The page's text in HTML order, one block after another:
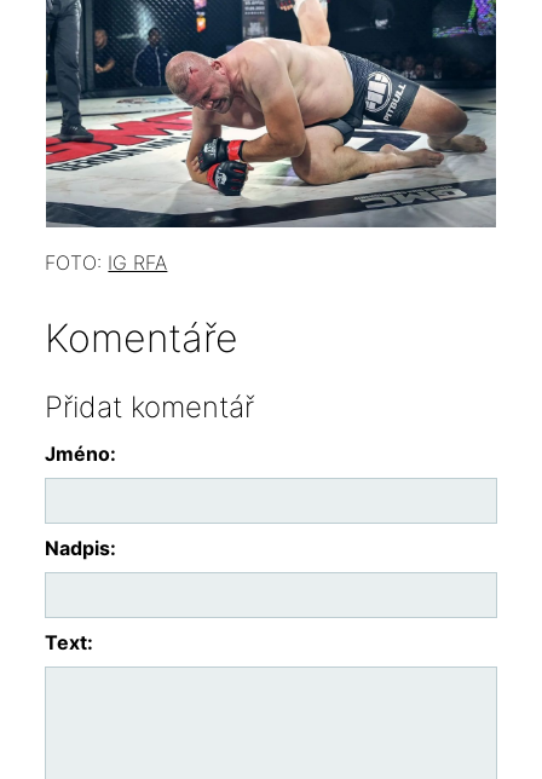
FOTO: IG RFA
Komentáře
Přidat komentář
Jméno:
Nadpis:
Text: